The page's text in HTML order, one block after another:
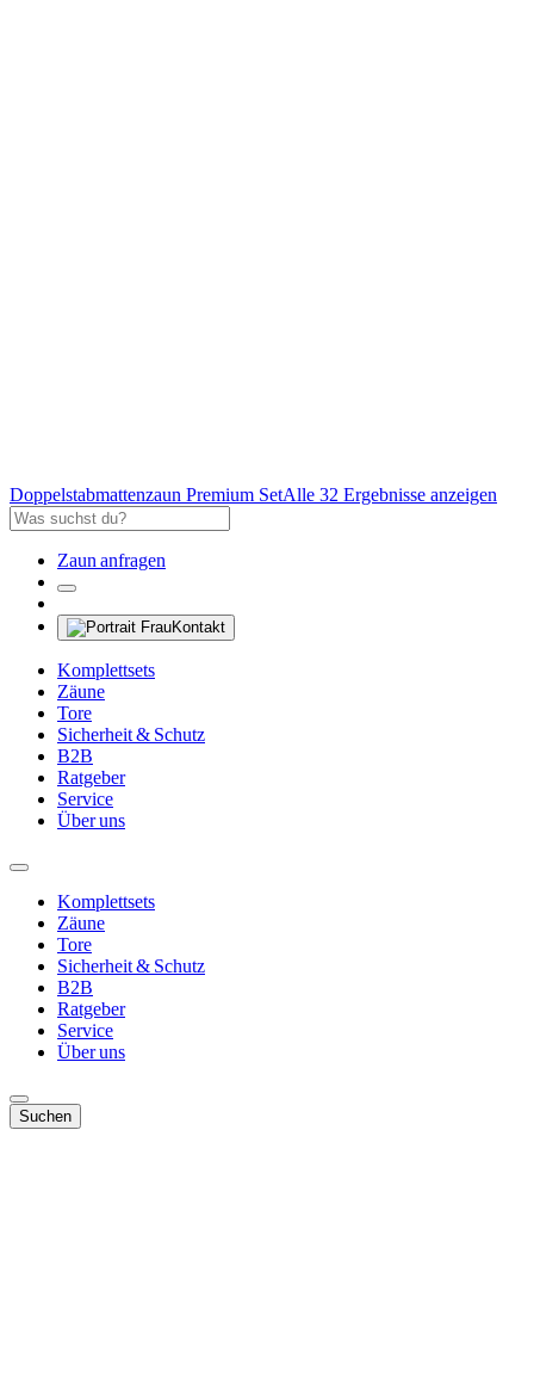
Doppelstabmattenzaun Premium SetAlle 32 Ergebnisse anzeigen
Zaun anfragen
Kontakt
Komplettsets
Zäune
Tore
Sicherheit & Schutz
B2B
Ratgeber
Service
Über uns
Komplettsets
Zäune
Tore
Sicherheit & Schutz
B2B
Ratgeber
Service
Über uns
Suchen